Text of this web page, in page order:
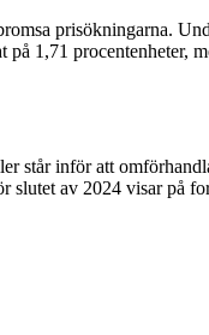
prisökningarna.
1,71 procentenheter,
står inför att
av 2024 visar på